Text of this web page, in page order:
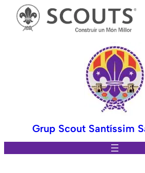
Grup Scout Santíssim